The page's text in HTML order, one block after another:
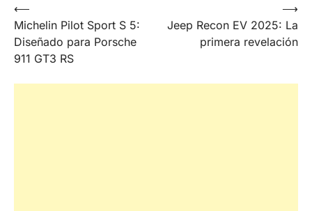
Post
navigation
⟵
Michelin Pilot Sport S 5:
Diseñado para Porsche
911 GT3 RS
Jeep Recon EV 2025: La
primera revelación
⟶